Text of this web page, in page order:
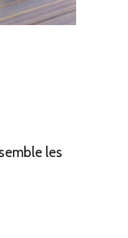
les